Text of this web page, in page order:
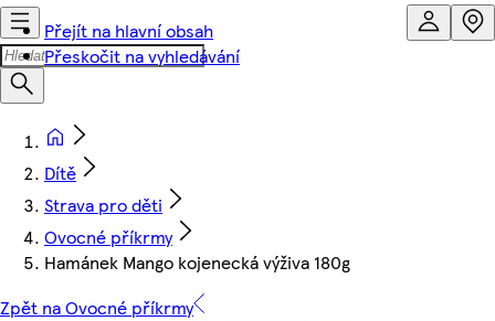
Přejít na hlavní obsah
Přeskočit na vyhledávání
Dítě
Strava pro děti
Ovocné příkrmy
Hamánek Mango kojenecká výživa 180g
Zpět na Ovocné příkrmy